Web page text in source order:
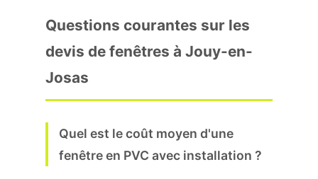
Questions courantes sur les
devis de fenêtres à Jouy-en-
Josas
Quel est le coût moyen d'une
fenêtre en PVC avec installation ?